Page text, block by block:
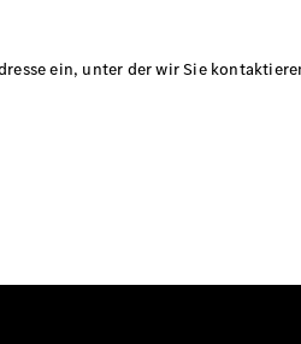
ein, unter der wir Sie